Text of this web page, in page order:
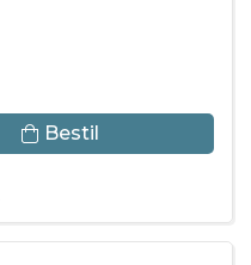
Bestil